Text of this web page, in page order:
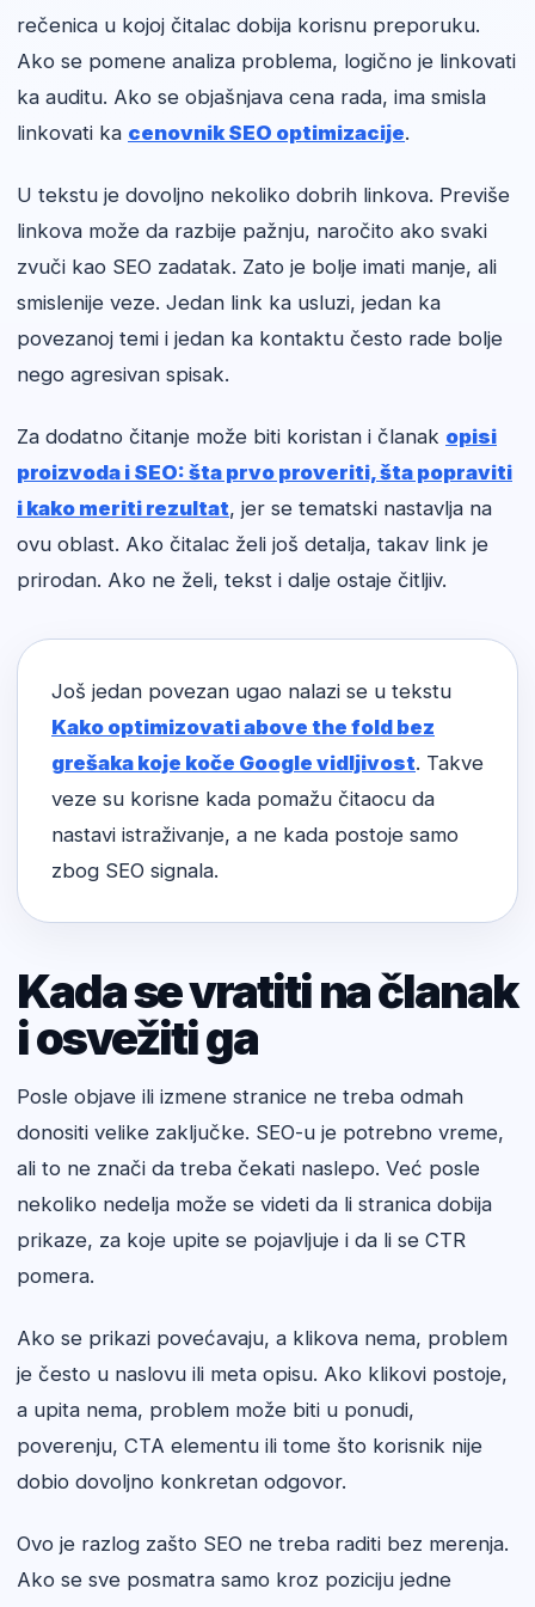
rečenica u kojoj čitalac dobija korisnu preporuku.
Ako se pomene analiza problema, logično je linkovati
ka auditu. Ako se objašnjava cena rada, ima smisla
linkovati ka cenovnik SEO optimizacije.
U tekstu je dovoljno nekoliko dobrih linkova. Previše
linkova može da razbije pažnju, naročito ako svaki
zvuči kao SEO zadatak. Zato je bolje imati manje, ali
smislenije veze. Jedan link ka usluzi, jedan ka
povezanoj temi i jedan ka kontaktu često rade bolje
nego agresivan spisak.
Za dodatno čitanje može biti koristan i članak opisi
proizvoda i SEO: šta prvo proveriti, šta popraviti
i kako meriti rezultat, jer se tematski nastavlja na
ovu oblast. Ako čitalac želi još detalja, takav link je
prirodan. Ako ne želi, tekst i dalje ostaje čitljiv.
Još jedan povezan ugao nalazi se u tekstu
Kako optimizovati above the fold bez
grešaka koje koče Google vidljivost. Takve
veze su korisne kada pomažu čitaocu da
nastavi istraživanje, a ne kada postoje samo
zbog SEO signala.
Kada se vratiti na članak
i osvežiti ga
Posle objave ili izmene stranice ne treba odmah
donositi velike zaključke. SEO-u je potrebno vreme,
ali to ne znači da treba čekati naslepo. Već posle
nekoliko nedelja može se videti da li stranica dobija
prikaze, za koje upite se pojavljuje i da li se CTR
pomera.
Ako se prikazi povećavaju, a klikova nema, problem
je često u naslovu ili meta opisu. Ako klikovi postoje,
a upita nema, problem može biti u ponudi,
poverenju, CTA elementu ili tome što korisnik nije
dobio dovoljno konkretan odgovor.
Ovo je razlog zašto SEO ne treba raditi bez merenja.
Ako se sve posmatra samo kroz poziciju jedne